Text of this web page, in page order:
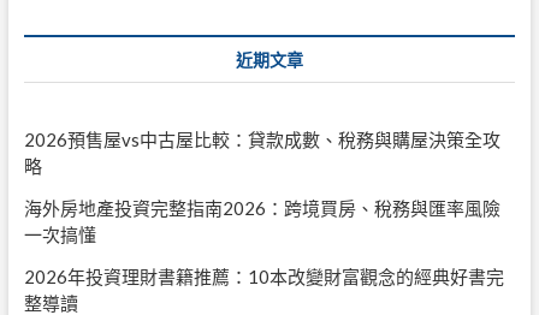
近期文章
2026預售屋vs中古屋比較：貸款成數、稅務與購屋決策全攻
略
海外房地產投資完整指南2026：跨境買房、稅務與匯率風險
一次搞懂
2026年投資理財書籍推薦：10本改變財富觀念的經典好書完
整導讀